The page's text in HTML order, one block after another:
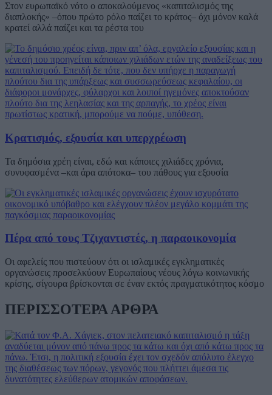
Στον ευρωπαϊκό νότο ο αποκαλούμενος «καπιταλισμός της
διαπλοκής» –όπου πρώτο ρόλο παίζει το κράτος– όχι μόνον καλά
κρατεί αλλά παίζει και τα ρέστα του
Κρατισμός, εξουσία και υπερχρέωση
Τα δημόσια χρέη είναι, εδώ και κάποιες χιλιάδες χρόνια,
συνυφασμένα –και άρα απότοκα– του πάθους για εξουσία
Πέρα από τους Τζιχαντιστές, η παραοικονομία
Οι αφελείς που πιστεύουν ότι οι ισλαμικές εγκληματικές
οργανώσεις προσελκύουν Ευρωπαίους νέους λόγω κοινωνικής
κρίσης, σίγουρα βρίσκονται σε έναν εκτός πραγματικότητος κόσμο
ΠΕΡΙΣΣΟΤΕΡΑ ΑΡΘΡΑ